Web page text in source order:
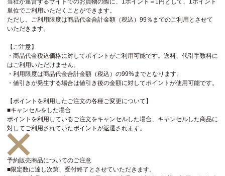
当社が運営するサイトでのお買物の際に、1ポイント＝1円として、1ポイント
単位でご利用いただくことができます。
ただし、ご利用限度は商品代金合計金額（税込）99％までのご利用とさせて
いただきます。
【ご注意】
・商品代金税込価格に対してポイントがご利用可能です。送料、代引手数料に
はご利用いただけません。
・利用限度は商品代金合計金額（税込）の99%までとなります。
・値引きが発生する場合は値引き後の金額に対してポイントが使用可能です。
【ポイントを利用したご注文の各種ご変更について】
■キャンセルをした場合
ポイントを利用しているご注文をキャンセルした場合、キャンセルした商品に
対してご利用されていたポイントが返還されます。
予約販売商品についてのご注意
■限定数に達し次第、受付終了とさせていただきます。